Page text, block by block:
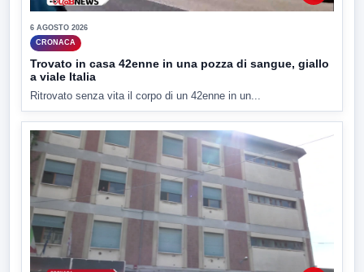
6 AGOSTO 2026
CRONACA
Trovato in casa 42enne in una pozza di sangue, giallo
a viale Italia
Ritrovato senza vita il corpo di un 42enne in un...